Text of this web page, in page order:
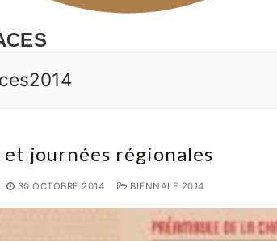
journées régionales
30 OCTOBRE 2014 BIENNALE 2014